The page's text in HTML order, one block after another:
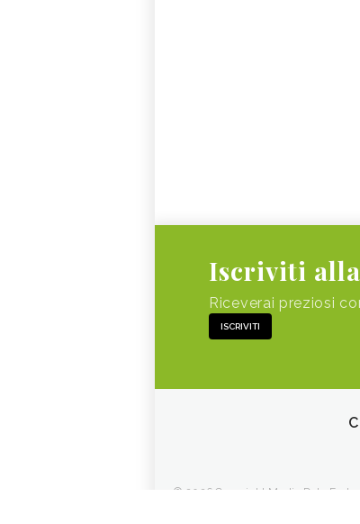
Iscriviti
Riceverai preziosi
ISCRIVITI
© 2026 Copyright Media Data